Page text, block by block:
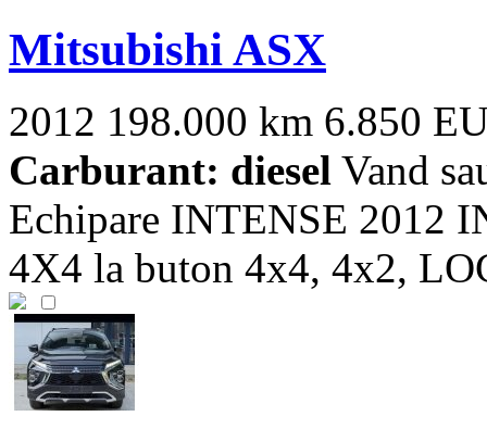
Mitsubishi ASX
2012 198.000 km 6.850
Carburant: diesel Vand
Echipare INTENSE 2012
4X4 la buton 4x4, 4x2,